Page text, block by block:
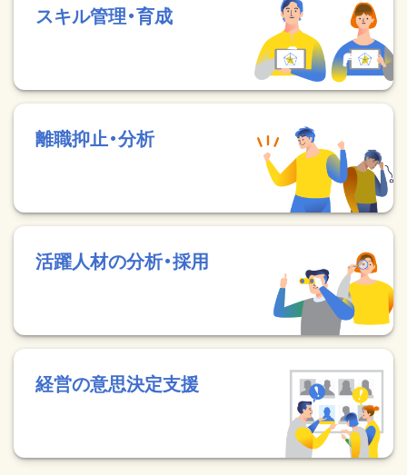
スキル管理・育成
離職抑止・分析
活躍人材の分析・採用
経営の意思決定支援